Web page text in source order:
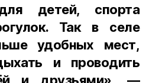
детей, спорта
Так в селе
удобных мест,
и проводить